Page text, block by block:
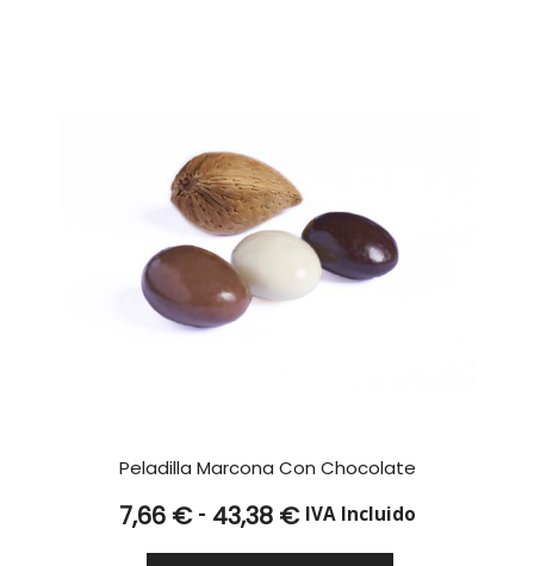
Peladilla Marcona Con Chocolate
7,66 € - 43,38 €Rango
IVA Incluido